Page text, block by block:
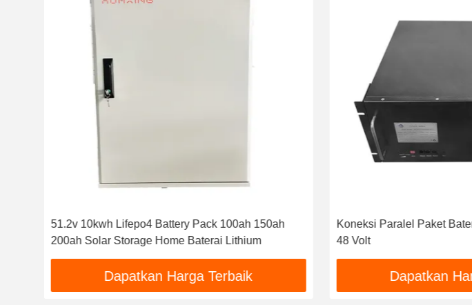
51.2v 10kwh Lifepo4 Battery Pack 100ah 150ah
200ah Solar Storage Home Baterai Lithium
Dapatkan Harga Terbaik
Koneksi Paralel Paket
48 Volt
Dapatkan